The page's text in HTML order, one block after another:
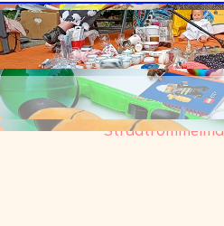
Toevoegen aan je agenda